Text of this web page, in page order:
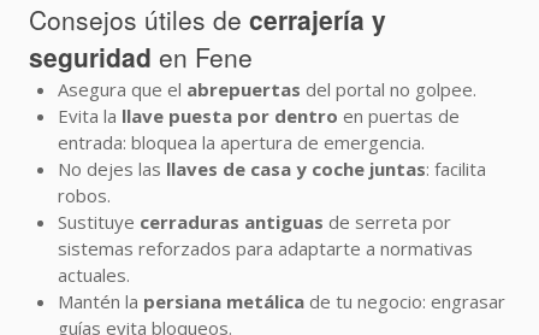
Consejos útiles de cerrajería y
seguridad en Fene
Asegura que el abrepuertas del portal no golpee.
Evita la llave puesta por dentro en puertas de
entrada: bloquea la apertura de emergencia.
No dejes las llaves de casa y coche juntas: facilita
robos.
Sustituye cerraduras antiguas de serreta por
sistemas reforzados para adaptarte a normativas
actuales.
Mantén la persiana metálica de tu negocio: engrasar
guías evita bloqueos.